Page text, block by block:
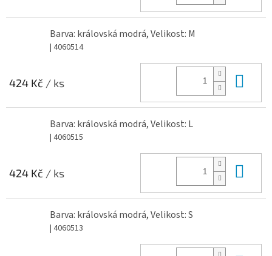
Barva: královská modrá, Velikost: M
| 4060514
424 Kč / ks
Barva: královská modrá, Velikost: L
| 4060515
424 Kč / ks
Barva: královská modrá, Velikost: S
| 4060513